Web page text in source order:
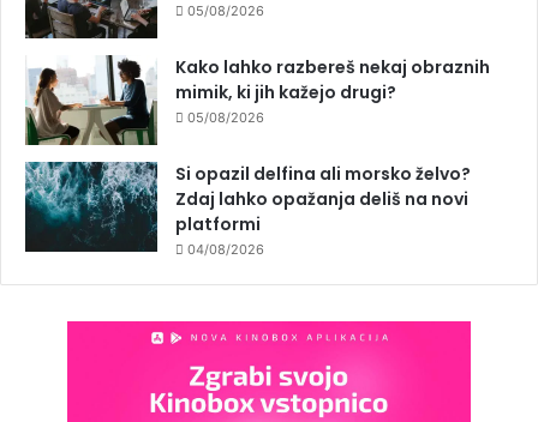
05/08/2026
Kako lahko razbereš nekaj obraznih
mimik, ki jih kažejo drugi?
05/08/2026
Si opazil delfina ali morsko želvo?
Zdaj lahko opažanja deliš na novi
platformi
04/08/2026